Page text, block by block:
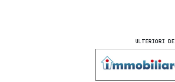
ULTERIORI